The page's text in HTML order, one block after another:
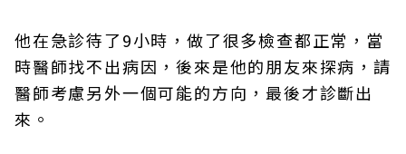
他在急診待了9小時，做了很多檢查都正常，當
時醫師找不出病因，後來是他的朋友來探病，請
醫師考慮另外一個可能的方向，最後才診斷出
來。